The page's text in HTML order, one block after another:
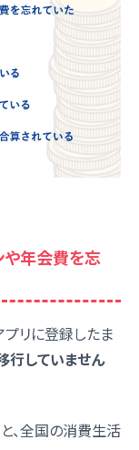
や年会費を忘
リに登録したま
行していません
、全国の消費生活